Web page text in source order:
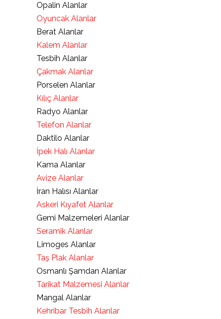
Opalin Alanlar
Oyuncak Alanlar
Berat Alanlar
Kalem Alanlar
Tesbih Alanlar
Çakmak Alanlar
Porselen Alanlar
Kılıç Alanlar
Radyo Alanlar
Telefon Alanlar
Daktilo Alanlar
İpek Halı Alanlar
Kama Alanlar
Avize Alanlar
İran Halısı Alanlar
Askeri Kıyafet Alanlar
Gemi Malzemeleri Alanlar
Seramik Alanlar
Limoges Alanlar
Taş Plak Alanlar
Osmanlı Şamdan Alanlar
Tarikat Malzemesi Alanlar
Mangal Alanlar
Kehribar Tesbih Alanlar